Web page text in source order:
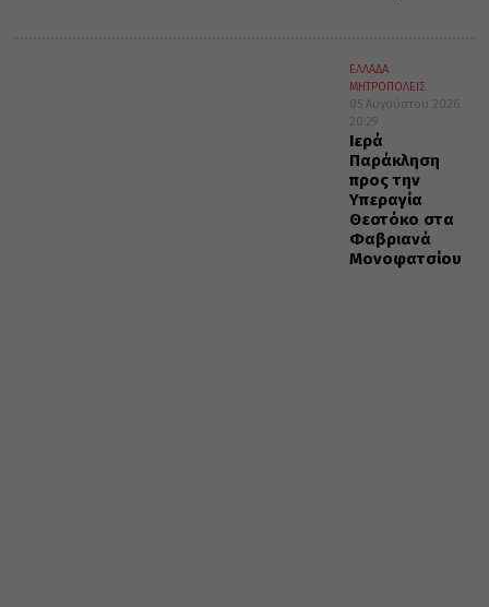
ΕΛΛΑΔΑ
ΜΗΤΡΟΠΟΛΕΙΣ
05 Αυγούστου 2026
20:29
Ιερά
Παράκληση
προς την
Υπεραγία
Θεοτόκο στα
Φαβριανά
Μονοφατσίου